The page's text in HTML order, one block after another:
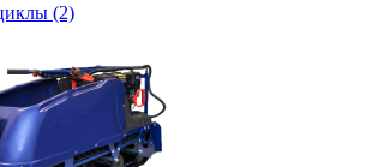
(2)